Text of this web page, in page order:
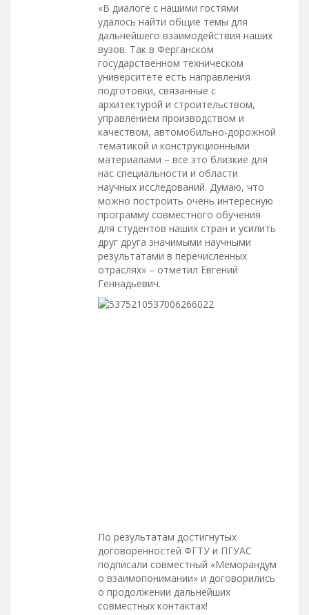
«В диалоге с нашими гостями
удалось найти общие темы для
дальнейшего взаимодействия наших
вузов. Так в Ферганском
государственном техническом
университете есть направления
подготовки, связанные с
архитектурой и строительством,
управлением производством и
качеством, автомобильно-дорожной
тематикой и конструкционными
материалами – все это близкие для
нас специальности и области
научных исследований. Думаю, что
можно построить очень интересную
программу совместного обучения
для студентов наших стран и усилить
друг друга значимыми научными
результатами в перечисленных
отраслях» – отметил Евгений
Геннадьевич.
По результатам достигнутых
договоренностей ФГТУ и ПГУАС
подписали совместный «Меморандум
о взаимопонимании» и договорились
о продолжении дальнейших
совместных контактах!